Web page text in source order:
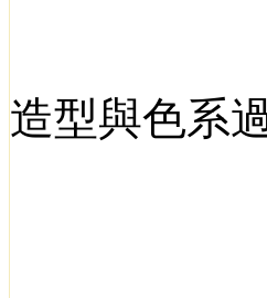
造型與色系